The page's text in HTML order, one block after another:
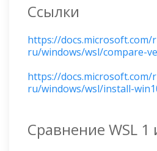
Ссылки
https://docs.microsoft.com/
ru/windows/wsl/compare-
https://docs.microsoft.com/
ru/windows/wsl/install-
Сравнение WSL 1